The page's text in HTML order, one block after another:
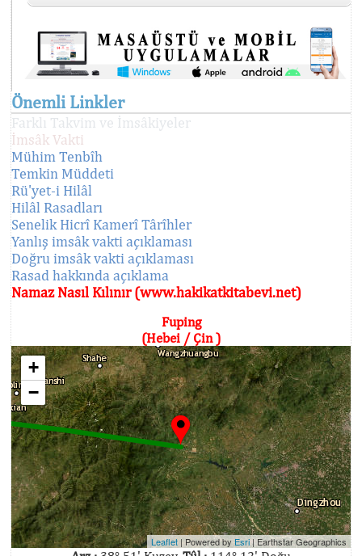
Önemli Linkler
Farklı Takvim ve İmsâkiyeler
İmsâk Vakti
Mühim Tenbîh
Temkin Müddeti
Rü'yet-i Hilâl
Hilâl Rasadları
Senelik Hicrî Kamerî Târîhler
Yanlış imsâk vakti açıklaması
Doğru imsâk vakti açıklaması
Rasad hakkında açıklama
Namaz Nasıl Kılınır (www.hakikatkitabevi.net)
Fuping
(Hebei / Çin )
+
−
Leaflet | Powered by Esri|Earthstar Geographics